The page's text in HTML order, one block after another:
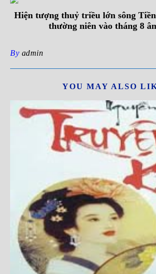
Hiện tượng thuỷ triều lớn sông
thường niên vào tháng 8
By admin
YOU MAY ALSO